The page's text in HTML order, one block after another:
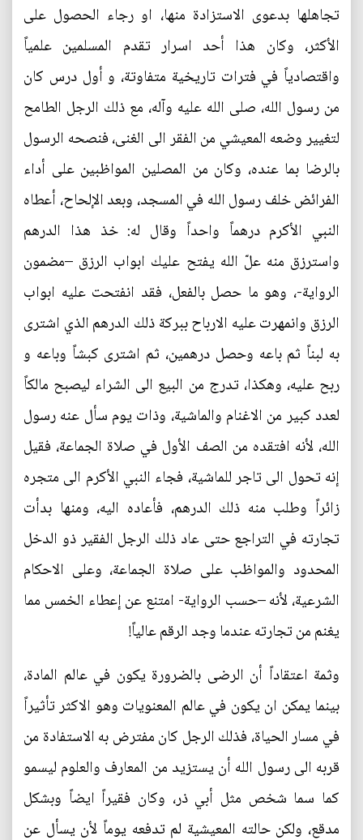
تجاهلها بدعوى الاستزادة منها، او رجاء الحصول على
الأكثر، وكان هذا أحد اسرار تقدم المسلمين علمياً
واقتصادياً في فترات تاريخية متفاوتة، و أول درس كان
من رسول الله، صلى الله عليه وآله، مع ذلك الرجل الطامح
لتغيير وضعه المعيشي من الفقر الى الغنى، فنصحه الرسول
بالرضا بما عنده، وكان من المصلين المواظبين على أداء
الفرائض خلف رسول الله في المسجد، وبعد الإلحاح، أعطاه
النبي الأكرم درهماً واحداً وقال له: خذ هذا الدرهم
واسترزق منه علّ الله يفتح عليك ابواب الرزق –مضمون
الرواية-، وهو ما حصل بالفعل، فقد انفتحت عليه ابواب
الرزق وانمهرت عليه الارباح ببركة ذلك الدرهم الذي اشترى
به لبناً ثم باعه وحصل درهمين، ثم اشترى كبشاً وباعه و
ربح عليه، وهكذا، تدرج من البيع الى الشراء ليصبح مالكاً
لعدد كبير من الاغنام والماشية، وذات يوم سأل عنه رسول
الله، لأنه افتقده من الصف الأول في صلاة الجماعة، فقيل
إنه تحول الى تاجر للماشية، فجاء النبي الأكرم الى متجره
زائراً وطلب منه ذلك الدرهم، فأعاده اليه، ومنها بدأت
تجارته في التراجع حتى عاد ذلك الرجل الفقير ذو الدخل
المحدود والمواظب على صلاة الجماعة، وعلى الاحكام
الشرعية، لأنه –حسب الرواية- امتنع عن إعطاء الخمس مما
يغنم من تجارته عندما وجد الرقم عالياً!
وثمة اعتقاداً أن الرضى بالضرورة يكون في عالم المادة،
بينما يمكن ان يكون في عالم المعنويات وهو الاكثر تأثيراً
في مسار الحياة، فذلك الرجل كان مفترض به الاستفادة من
قربه الى رسول الله أن يستزيد من المعارف والعلوم ليسمو
كما سما شخص مثل أبي ذر، وكان فقيراً ايضاً وبشكل
مدقع، ولكن حالته المعيشية لم تدفعه يوماً لأن يسأل عن